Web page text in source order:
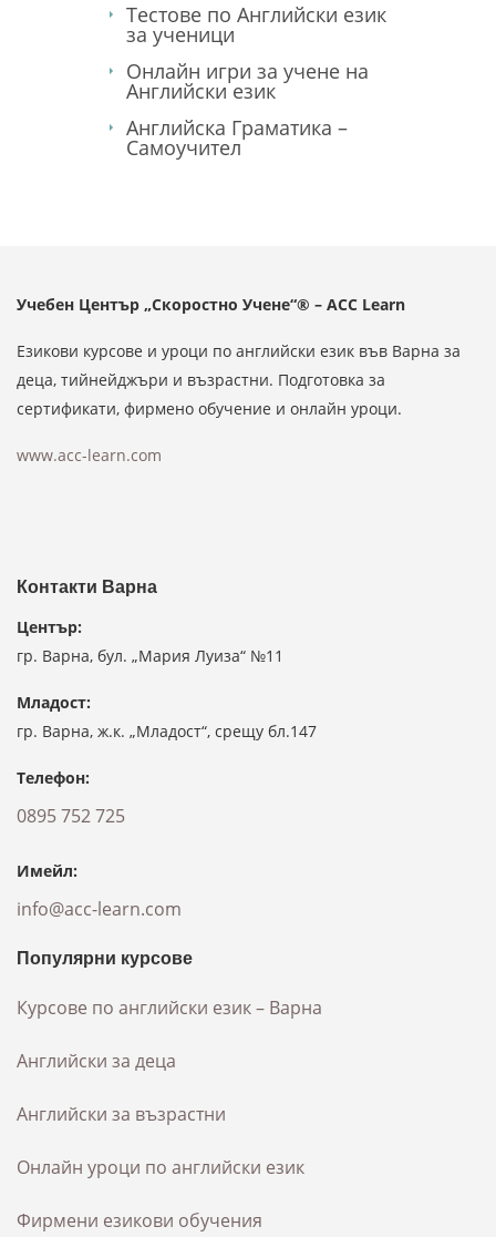
Тестове по Английски език
за ученици
Онлайн игри за учене на
Английски език
Английска Граматика –
Самоучител
Учебен Център „Скоростно Учене“® – ACC Learn
Езикови курсове и уроци по английски език във Варна за
деца, тийнейджъри и възрастни. Подготовка за
сертификати, фирмено обучение и онлайн уроци.
www.acc-learn.com
Контакти Варна
Център:
гр. Варна, бул. „Мария Луиза“ №11
Младост:
гр. Варна, ж.к. „Младост“, срещу бл.147
Телефон:
0895 752 725
Имейл:
info@acc-learn.com
Популярни курсове
Курсове по английски език – Варна
Английски за деца
Английски за възрастни
Онлайн уроци по английски език
Фирмени езикови обучения